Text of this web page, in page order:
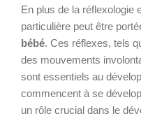
En plus de la réflexologie
particulière peut être
bébé. Ces réflexes, tels
des mouvements
sont essentiels au
commencent à se
un rôle crucial dans le